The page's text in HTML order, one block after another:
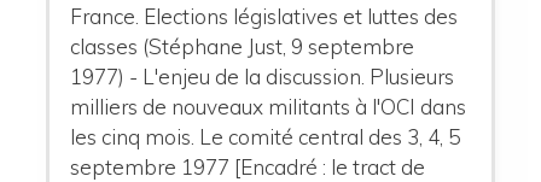
France. Elections législatives et luttes des
classes (Stéphane Just, 9 septembre
1977) - L'enjeu de la discussion. Plusieurs
milliers de nouveaux militants à l'OCI dans
les cinq mois. Le comité central des 3, 4, 5
septembre 1977 [Encadré : le tract de